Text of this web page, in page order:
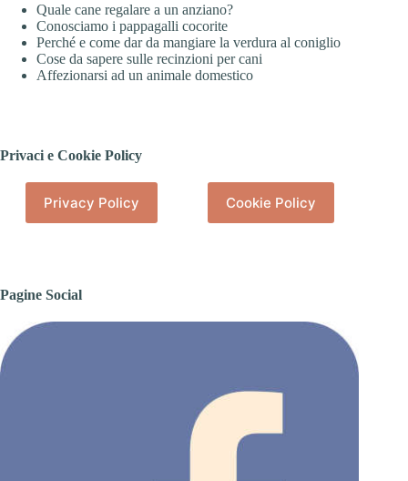
Quale cane regalare a un anziano?
Conosciamo i pappagalli cocorite
Perché e come dar da mangiare la verdura al coniglio
Cose da sapere sulle recinzioni per cani
Affezionarsi ad un animale domestico
Privaci e Cookie Policy
Privacy Policy Cookie Policy
Pagine Social